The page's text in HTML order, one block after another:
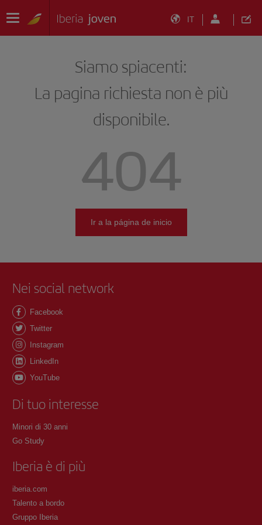
IT
Siamo spiacenti:
La pagina richiesta non è più
disponibile.
404
Ir a la página de inicio
Nei social network
Facebook
Twitter
Instagram
LinkedIn
YouTube
Di tuo interesse
Minori di 30 anni
Go Study
Iberia è di più
iberia.com
Talento a bordo
Gruppo Iberia